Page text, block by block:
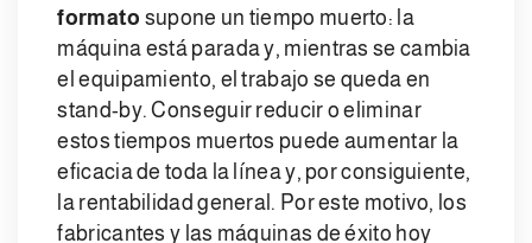
formato supone un tiempo muerto: la
máquina está parada y, mientras se cambia
el equipamiento, el trabajo se queda en
stand-by. Conseguir reducir o eliminar
estos tiempos muertos puede aumentar la
eficacia de toda la línea y, por consiguiente,
la rentabilidad general. Por este motivo, los
fabricantes y las máquinas de éxito hoy